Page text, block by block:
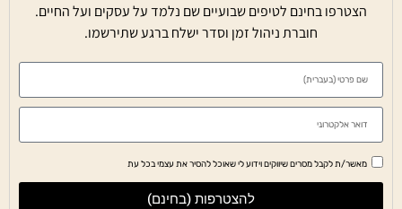
הצטרפו בחינם לטיפים שבועיים שם נלמד על עסקים ועל החיים.
חוברת ניהול זמן וסדר ישלח ברגע שתירשמו.
מאשר/ת לקבל מסרים שיווקים וידוע לי שאוכל להסיר את עצמי בכל עת
להצטרפות (בחינם)